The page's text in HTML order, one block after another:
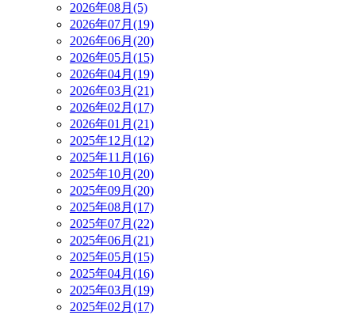
2026年08月(5)
2026年07月(19)
2026年06月(20)
2026年05月(15)
2026年04月(19)
2026年03月(21)
2026年02月(17)
2026年01月(21)
2025年12月(12)
2025年11月(16)
2025年10月(20)
2025年09月(20)
2025年08月(17)
2025年07月(22)
2025年06月(21)
2025年05月(15)
2025年04月(16)
2025年03月(19)
2025年02月(17)